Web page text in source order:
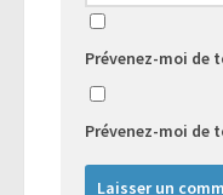
Prévenez-moi de
Prévenez-moi de